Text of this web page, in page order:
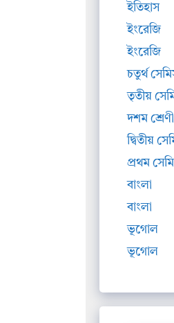
ইতিহাস
ইংরেজি
ইংরেজি
চতুর্থ
তৃতীয়
দশম শ্রেণী
দ্বিতীয়
প্রথম
বাংলা
বাংলা
ভূগোল
ভূগোল